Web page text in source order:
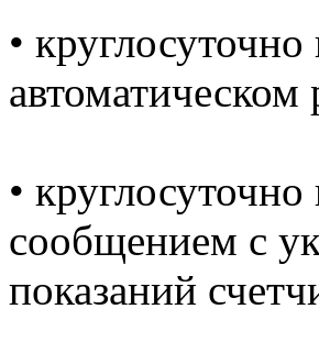
•
•
сообщением с
показаний